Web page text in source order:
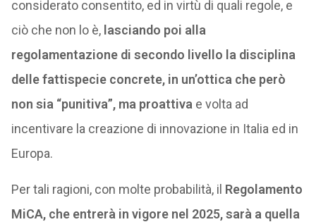
considerato consentito, ed in virtù di quali regole, e
ciò che non lo è, lasciando poi alla
regolamentazione di secondo livello la disciplina
delle fattispecie concrete, in un’ottica che però
non sia “punitiva”, ma proattiva e volta ad
incentivare la creazione di innovazione in Italia ed in
Europa.
Per tali ragioni, con molte probabilità, il Regolamento
MiCA, che entrerà in vigore nel 2025, sarà a quella